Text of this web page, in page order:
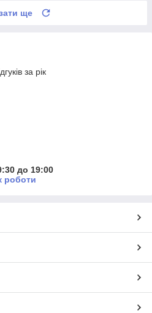
ще
за рік
до 19:00
роботи